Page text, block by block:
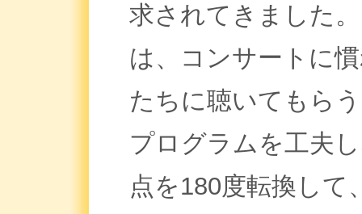
求されてきました
は、コンサートに
たちに聴いてもら
プログラムを工夫
点を180度転換して